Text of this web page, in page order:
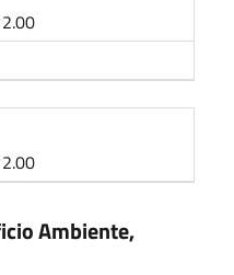
Ambiente,